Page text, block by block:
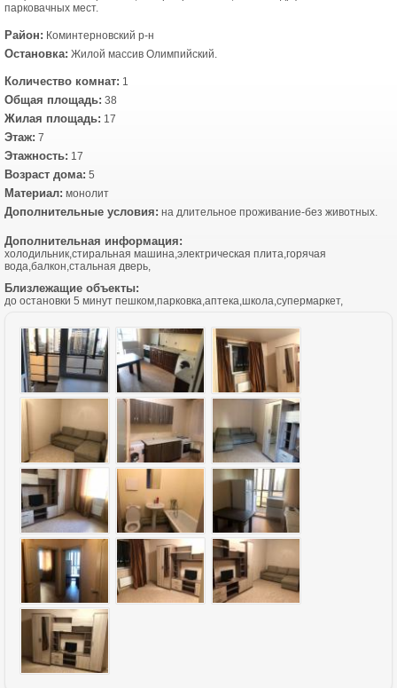
парковачных мест.
Район: Коминтерновский р-н
Остановка: Жилой массив Олимпийский.
Количество комнат: 1
Общая площадь: 38
Жилая площадь: 17
Этаж: 7
Этажность: 17
Возраст дома: 5
Материал: монолит
Дополнительные условия: на длительное проживание-без животных.
Дополнительная информация:
холодильник,стиральная машина,электрическая плита,горячая
вода,балкон,стальная дверь,
Близлежащие объекты:
до остановки 5 минут пешком,парковка,аптека,школа,супермаркет,